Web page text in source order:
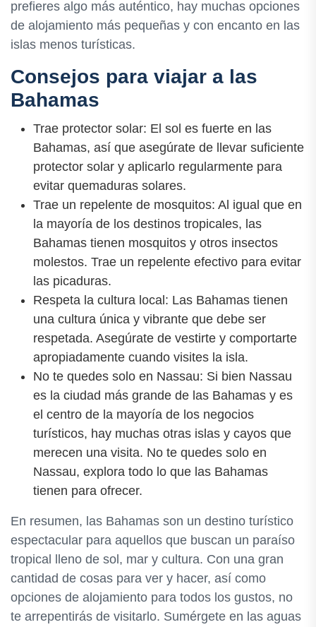
prefieres algo más auténtico, hay muchas opciones
de alojamiento más pequeñas y con encanto en las
islas menos turísticas.
Consejos para viajar a las
Bahamas
Trae protector solar: El sol es fuerte en las
Bahamas, así que asegúrate de llevar suficiente
protector solar y aplicarlo regularmente para
evitar quemaduras solares.
Trae un repelente de mosquitos: Al igual que en
la mayoría de los destinos tropicales, las
Bahamas tienen mosquitos y otros insectos
molestos. Trae un repelente efectivo para evitar
las picaduras.
Respeta la cultura local: Las Bahamas tienen
una cultura única y vibrante que debe ser
respetada. Asegúrate de vestirte y comportarte
apropiadamente cuando visites la isla.
No te quedes solo en Nassau: Si bien Nassau
es la ciudad más grande de las Bahamas y es
el centro de la mayoría de los negocios
turísticos, hay muchas otras islas y cayos que
merecen una visita. No te quedes solo en
Nassau, explora todo lo que las Bahamas
tienen para ofrecer.
En resumen, las Bahamas son un destino turístico
espectacular para aquellos que buscan un paraíso
tropical lleno de sol, mar y cultura. Con una gran
cantidad de cosas para ver y hacer, así como
opciones de alojamiento para todos los gustos, no
te arrepentirás de visitarlo. Sumérgete en las aguas